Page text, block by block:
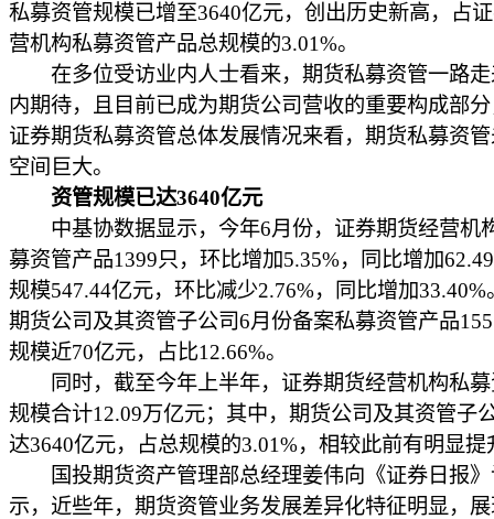
私募资管规模已增至3640亿元，创出历史新高，占
营机构私募资管产品总规模的3.01%。
在多位受访业内人士看来，期货私募资管一路走
内期待，且目前已成为期货公司营收的重要构成部
证券期货私募资管总体发展情况来看，期货私募资
空间巨大。
资管规模已达3640亿元
中基协数据显示，今年6月份，证券期货经营机
募资管产品1399只，环比增加5.35%，同比增加
规模547.44亿元，环比减少2.76%，同比增加33.40%
期货公司及其资管子公司6月份备案私募资管产品
规模近70亿元，占比12.66%。
同时，截至今年上半年，证券期货经营机构私募
规模合计12.09万亿元；其中，期货公司及其资管子
达3640亿元，占总规模的3.01%，相较此前有明显提
国投期货资产管理部总经理姜伟向《证券日报》
示，近些年，期货资管业务发展差异化特征明显，